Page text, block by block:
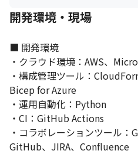
開発環境・現場
■ 開発環境
・クラウド環境：AWS、
・構成管理ツール：
Bicep for Azure
・運用自動化：Python
・CI：GitHub Actions
・コラボレーションツール
GitHub、JIRA、Confluence